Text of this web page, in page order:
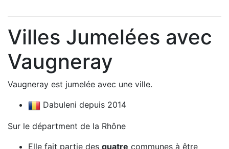
Villes Jumelées avec
Vaugneray
Vaugneray est jumelée avec une ville.
Dabuleni depuis 2014
Sur le départment de la Rhône
Elle fait partie des quatre communes à être